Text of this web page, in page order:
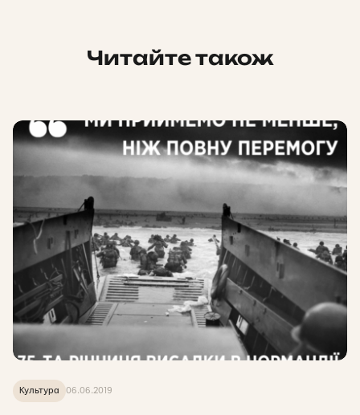
Читайте також
Культура 06.06.2019